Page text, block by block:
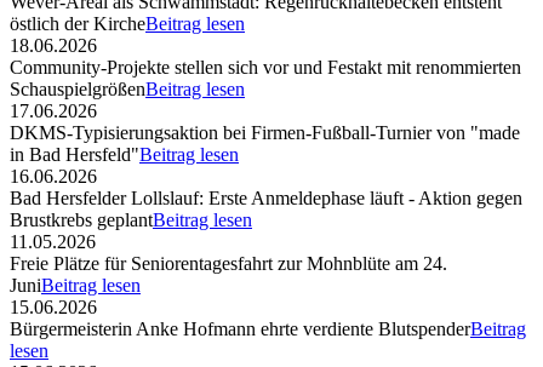
östlich der KircheBeitrag lesen
18.06.2026
Community-Projekte stellen sich vor und Festakt mit renommierten
SchauspielgrößenBeitrag lesen
17.06.2026
DKMS-Typisierungsaktion bei Firmen-Fußball-Turnier von "made
in Bad Hersfeld"Beitrag lesen
16.06.2026
Bad Hersfelder Lollslauf: Erste Anmeldephase läuft - Aktion gegen
Brustkrebs geplantBeitrag lesen
11.05.2026
Freie Plätze für Seniorentagesfahrt zur Mohnblüte am 24.
JuniBeitrag lesen
15.06.2026
Bürgermeisterin Anke Hofmann ehrte verdiente BlutspenderBeitrag
lesen